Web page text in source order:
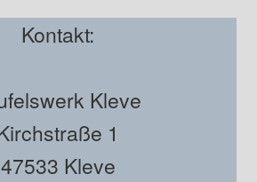
Kontakt:
Kleve
1
47533 Kleve